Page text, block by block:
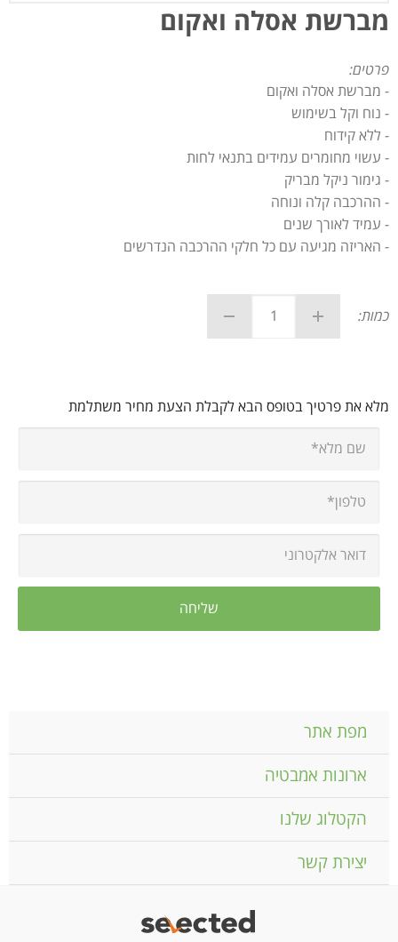
מברשת אסלה ואקום
פרטים:
- מברשת אסלה ואקום
- נוח וקל בשימוש
- ללא קידוח
- עשוי מחומרים עמידים בתנאי לחות
- גימור ניקל מבריק
- ההרכבה קלה ונוחה
- עמיד לאורך שנים
- האריזה מגיעה עם כל חלקי ההרכבה הנדרשים
כמות:
מלא את פרטיך בטופס הבא לקבלת הצעת מחיר משתלמת
מפת אתר
ארונות אמבטיה
הקטלוג שלנו
יצירת קשר